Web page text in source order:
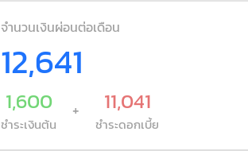
จำนวนเงินผ่อนต่อเดือน
12,641
1,600
ชำระเงินต้น
+ 11,041
ชำระดอกเบี้ย